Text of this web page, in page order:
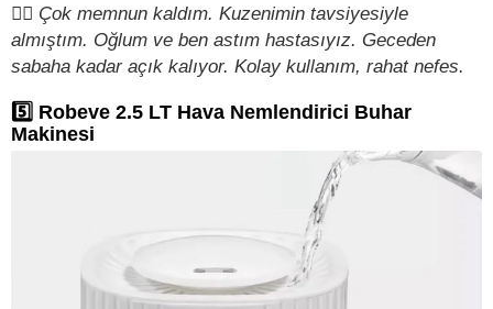
✍🏻 Çok memnun kaldım. Kuzenimin tavsiyesiyle
almıştım. Oğlum ve ben astım hastasıyız. Geceden
sabaha kadar açık kalıyor. Kolay kullanım, rahat nefes.
5️⃣ Robeve 2.5 LT Hava Nemlendirici Buhar
Makinesi